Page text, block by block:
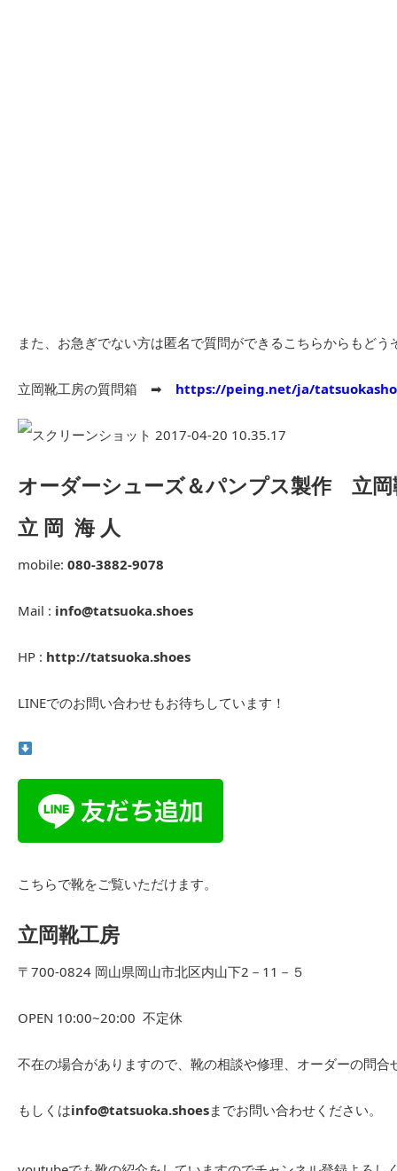
また、お急ぎでない方は匿名で質問ができるこちらからもどう
立岡靴工房の質問箱 ➡︎ https://peing.net/ja/
オーダーシューズ＆パンプス製作 立岡
立 岡 海 人
mobile: 080-3882-9078
Mail : info@tatsuoka.shoes
HP : http://tatsuoka.shoes
LINEでのお問い合わせもお待ちしています！
こちらで靴をご覧いただけます。
立岡靴工房
〒700-0824 岡山県岡山市北区内山下2－11－５
OPEN 10:00~20:00 不定休
不在の場合がありますので、靴の相談や修理、オーダーの問合
もしくはinfo@tatsuoka.shoesまでお問い合わせください。